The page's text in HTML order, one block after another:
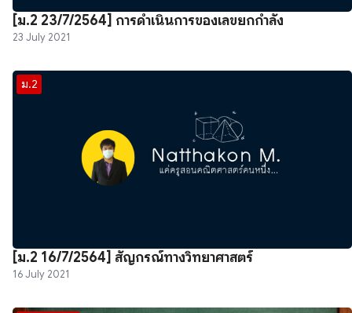
[ม.2 23/7/2564] การดำเนินการของเลขยกกำลัง
23 July 2021
ม.2
[ม.2 16/7/2564] สัญกรณ์ทางวิทยาศาสตร์
16 July 2021